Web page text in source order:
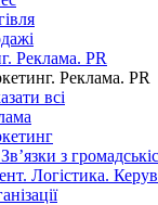
Реклама. PR
Реклама. PR
всі
з
Логістика.